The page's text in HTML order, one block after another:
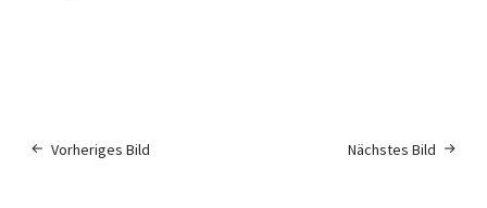
Nächstes Bild
Vorheriges Bild